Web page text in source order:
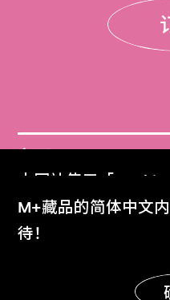
本网站使用「
体验。
了解更多
M+藏品的简体中文
待！
门票
Get Tickets